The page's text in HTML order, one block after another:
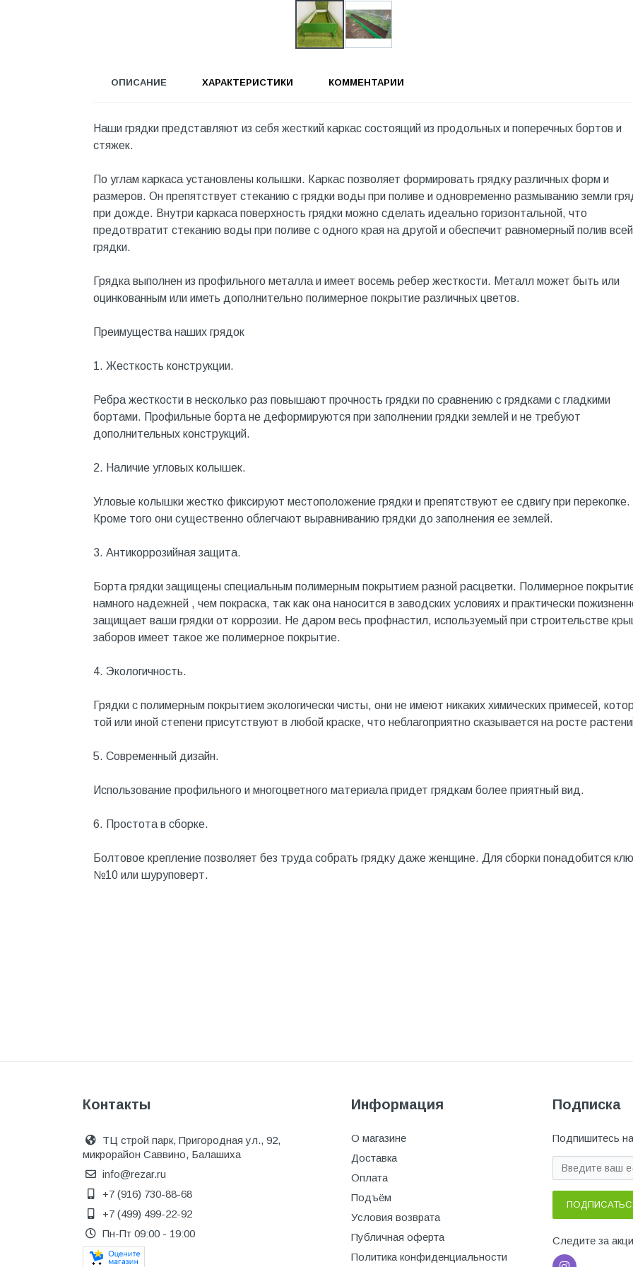
Канализация
Керамика и керамогранит
Клеи, герметики, пены
Клей монтажный
Коллекторы и шкафы
Косметика и уход
Крепёж
Крепеж и герметики
Крепеж, фурнитура
Лак и растворитель
Лакокрасочные материалы
Лепнина для покраски со
Малярно-штукатурные
инструменты
Межкомнатные двери
Металлопрокат и
Механизированные
инструменты
Напольные покрытия
Нерудный материал
Облицовочная доска
Обогревательное
Пиломатериалы
Плинтус напольный
ПОД ЗАКАЗ
Предохранительная арматура
Предохранительные клапана
ОПИСАНИЕ ХАРАКТЕРИСТИКИ КОММЕНТАРИИ
Наши грядки представляют из себя жесткий каркас состоящий из продольных и поперечных бортов и
стяжек.
По углам каркаса установлены колышки. Каркас позволяет формировать грядку различных форм и
размеров. Он препятствует стеканию с грядки воды при поливе и одновременно размыванию земли
при дожде. Внутри каркаса поверхность грядки можно сделать идеально горизонтальной, что
предотвратит стеканию воды при поливе с одного края на другой и обеспечит равномерный полив всей
грядки.
Грядка выполнен из профильного металла и имеет восемь ребер жесткости. Металл может быть или
оцинкованным или иметь дополнительно полимерное покрытие различных цветов.
Преимущества наших грядок
1. Жесткость конструкции.
Ребра жесткости в несколько раз повышают прочность грядки по сравнению с грядками с гладкими
бортами. Профильные борта не деформируются при заполнении грядки землей и не требуют
дополнительных конструкций.
2. Наличие угловых колышек.
Угловые колышки жестко фиксируют местоположение грядки и препятствуют ее сдвигу при перекопке.
Кроме того они существенно облегчают выравниванию грядки до заполнения ее землей.
3. Антикоррозийная защита.
Борта грядки защищены специальным полимерным покрытием разной расцветки. Полимерное
намного надежней , чем покраска, так как она наносится в заводских условиях и практически
защищает ваши грядки от коррозии. Не даром весь профнастил, используемый при строительстве
заборов имеет такое же полимерное покрытие.
4. Экологичность.
Грядки с полимерным покрытием экологически чисты, они не имеют никаких химических примесей,
той или иной степени присутствуют в любой краске, что неблагоприятно сказывается на росте
5. Современный дизайн.
Использование профильного и многоцветного материала придет грядкам более приятный вид.
6. Простота в сборке.
Болтовое крепление позволяет без труда собрать грядку даже женщине. Для сборки понадобится
№10 или шуруповерт.
Контакты
ТЦ строй парк, Пригородная ул., 92,
микрорайон Саввино, Балашиха
info@rezar.ru
+7 (916) 730-88-68
+7 (499) 499-22-92
Пн-Пт 09:00 - 19:00
Информация
О магазине
Доставка
Оплата
Подъём
Условия возврата
Публичная оферта
Политика конфиденциальности
Подписка
Подпишитесь
Следите за